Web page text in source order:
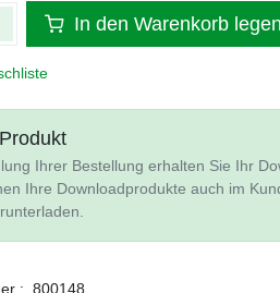
In den Warenkorb legen
Ihrer Bestellung erhalten Sie Ihr
Ihre Downloadprodukte auch im
: 800148